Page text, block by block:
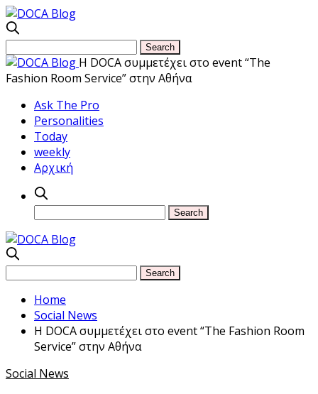
Η DOCA συμμετέχει στο event “The
Fashion Room Service” στην Αθήνα
Ask The Pro
Personalities
Today
weekly
Αρχική
Home
Social News
Η DOCA συμμετέχει στο event “The Fashion Room
Service” στην Αθήνα
Social News